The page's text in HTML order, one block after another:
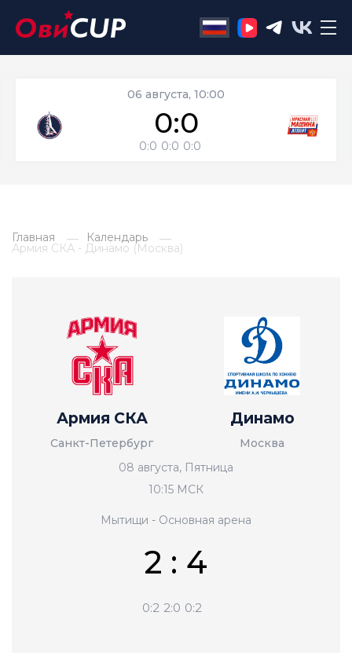
06 августа, 10:00
0:0
0:0 0:0 0:0
Главная Календарь
Армия СКА - Динамо (Москва)
Армия СКА
Санкт-Петербург
08 августа, Пятница
10:15 МСК
Мытищи - Основная арена
2 : 4
0:2 2:0 0:2
Динамо
Москва